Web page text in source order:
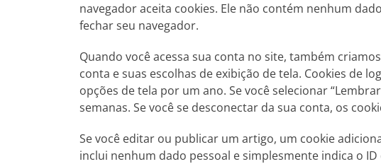
navegador aceita cookies. Ele não contém nenhum
fechar seu navegador.
Quando você acessa sua conta no site, também
conta e suas escolhas de exibição de tela. Cookies de
opções de tela por um ano. Se você selecionar
semanas. Se você se desconectar da sua conta, os
Se você editar ou publicar um artigo, um cookie
inclui nenhum dado pessoal e simplesmente indica o